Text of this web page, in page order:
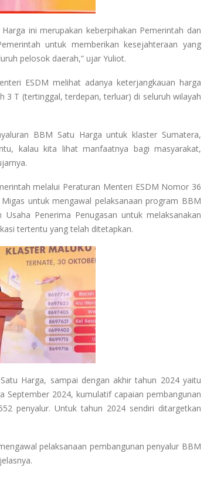
ini merupakan keberpihakan Pemerintah dan
untuk memberikan kesejahteraan yang
pelosok daerah,” ujar Yuliot.
ESDM melihat adanya keterjangkauan harga
T (tertinggal, terdepan, terluar) di seluruh wilayah
BBM Satu Harga untuk klaster Sumatera,
kalau kita lihat manfaatnya bagi masyarakat,
melalui Peraturan Menteri ESDM Nomor 36
untuk mengawal pelaksanaan program BBM
Penerima Penugasan untuk melaksanakan
tertentu yang telah ditetapkan.
Harga, sampai dengan akhir tahun 2024 yaitu
September 2024, kumulatif capaian pembangunan
penyalur. Untuk tahun 2024 sendiri ditargetkan
pelaksanaan pembangunan penyalur BBM